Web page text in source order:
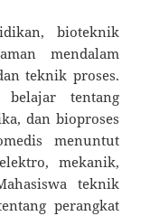
bioteknik
mendalam
teknik proses.
belajar tentang
dan bioproses
menuntut
mekanik,
teknik
perangkat